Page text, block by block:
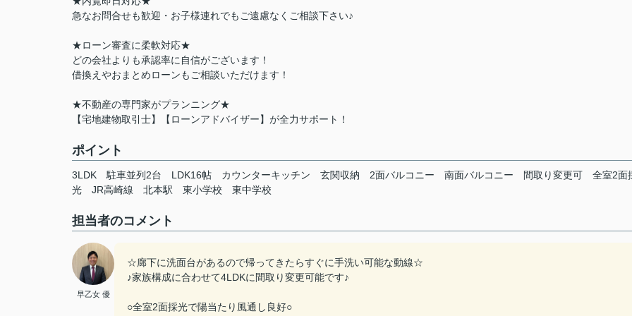
急なお問合せも歓迎・お子様連れでもご遠慮なくご相談下さい♪
★ローン審査に柔軟対応★
どの会社よりも承認率に自信がございます！
借換えやおまとめローンもご相談いただけます！
★不動産の専門家がプランニング★
【宅地建物取引士】【ローンアドバイザー】が全力サポート！
ポイント
3LDK 駐車並列2台 LDK16帖 カウンターキッチン 玄関収納 2面バルコニー 南面バルコニー 間取り変更可
全室2面
光
JR高崎線 北本駅 東小学校 東中学校
担当者のコメント
早乙女 優
☆廊下に洗面台があるので帰ってきたらすぐに手洗い可能な動線☆
♪家族構成に合わせて4LDKに間取り変更可能です♪
○全室2面採光で陽当たり風通し良好○